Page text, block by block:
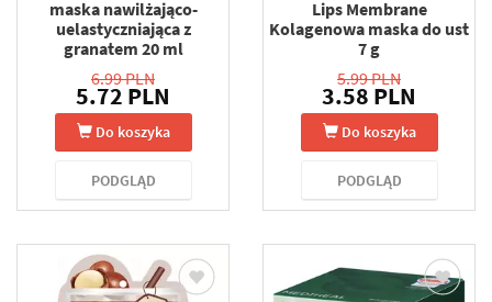
maska nawilżająco-
uelastyczniająca z
granatem 20 ml
6.99 PLN
5.72 PLN
Do koszyka
PODGLĄD
Lips Membrane
Kolagenowa maska do ust
7 g
5.99 PLN
3.58 PLN
Do koszyka
PODGLĄD